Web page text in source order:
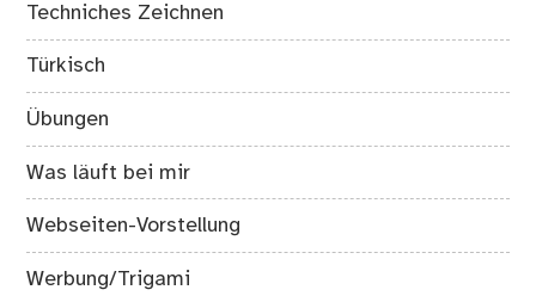
Techniches Zeichnen
Türkisch
Übungen
Was läuft bei mir
Webseiten-Vorstellung
Werbung/Trigami